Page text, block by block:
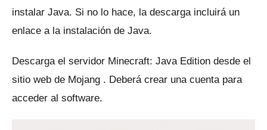
instalar Java. Si no lo hace, la descarga incluirá un
enlace a la instalación de Java.
Descarga el servidor Minecraft: Java Edition desde el
sitio web de Mojang . Deberá crear una cuenta para
acceder al software.